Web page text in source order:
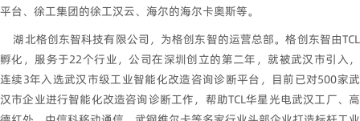
平台、徐工集团的徐工汉云、海尔的海尔卡奥斯等。
湖北格创东智科技有限公司，为格创东智的运营总部。格创东智由TCL
孵化，服务于22个行业，公司在深圳创立的第二年，就被武汉市引入，
连续3年入选武汉市级工业智能化改造咨询诊断平台，目前已对500家武
汉市企业进行智能化改造咨询诊断工作，帮助TCL华星光电武汉工厂、高